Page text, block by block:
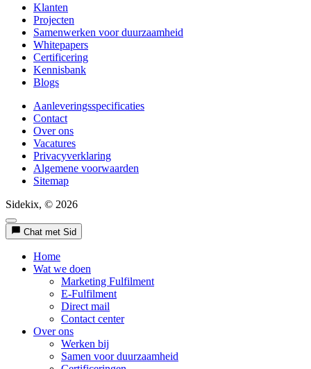
Klanten
Projecten
Samenwerken voor duurzaamheid
Whitepapers
Certificering
Kennisbank
Blogs
Aanleveringsspecificaties
Contact
Over ons
Vacatures
Privacyverklaring
Algemene voorwaarden
Sitemap
Sidekix, © 2026
Chat met Sid
Home
Wat we doen
Marketing Fulfilment
E-Fulfilment
Direct mail
Contact center
Over ons
Werken bij
Samen voor duurzaamheid